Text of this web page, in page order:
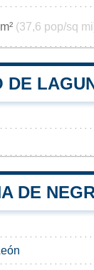
(37,6 pop/sq
DE
DE